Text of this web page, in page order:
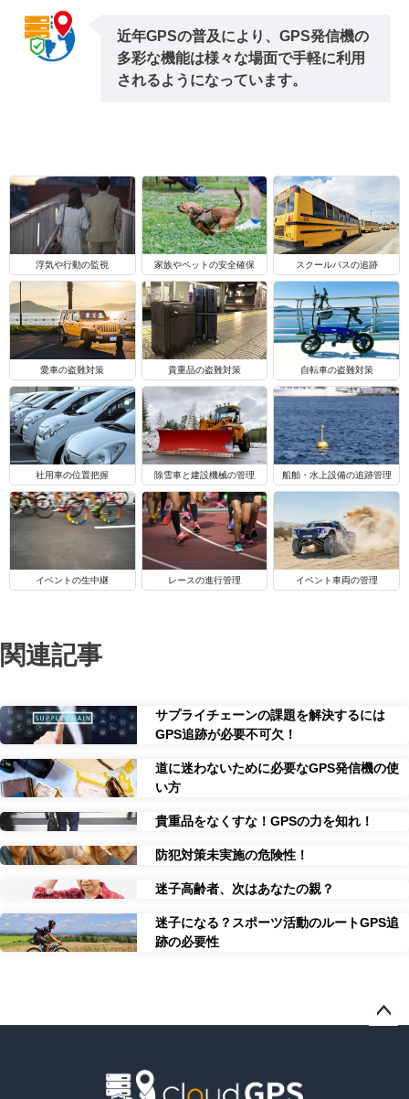
近年GPSの普及により、GPS発信機の
多彩な機能は様々な場面で手軽に利用
されるようになっています。
浮気や行動の監視 家族やペットの安全確保 スクールバスの追跡
愛車の盗難対策 貴重品の盗難対策 自転車の盗難対策
社用車の位置把握 除雪車と建設機械の管理 船舶・水上設備の追跡管理
イベントの生中継 レースの進行管理 イベント車両の管理
関連記事
サプライチェーンの課題を解決するには
GPS追跡が必要不可欠！
道に迷わないために必要なGPS発信機の使
い方
貴重品をなくすな！GPSの力を知れ！
防犯対策未実施の危険性！
迷子高齢者、次はあなたの親？
迷子になる？スポーツ活動のルートGPS追
跡の必要性